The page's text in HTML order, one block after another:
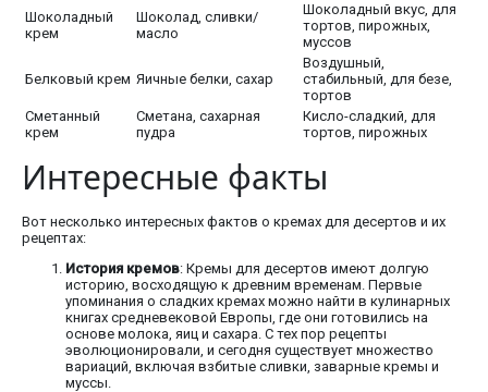
Шоколадный
крем
Шоколад, сливки/
масло
Шоколадный вкус, для
тортов, пирожных,
муссов
Белковый крем Яичные белки, сахар
Воздушный,
стабильный, для безе,
тортов
Сметанный
крем
Сметана, сахарная
пудра
Кисло-сладкий, для
тортов, пирожных
Интересные факты
Вот несколько интересных фактов о кремах для десертов и их
рецептах:
История кремов: Кремы для десертов имеют долгую
историю, восходящую к древним временам. Первые
упоминания о сладких кремах можно найти в кулинарных
книгах средневековой Европы, где они готовились на
основе молока, яиц и сахара. С тех пор рецепты
эволюционировали, и сегодня существует множество
вариаций, включая взбитые сливки, заварные кремы и
муссы.